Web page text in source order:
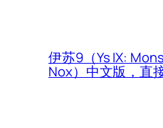
伊苏9（Ys IX:
Nox）中文版，直